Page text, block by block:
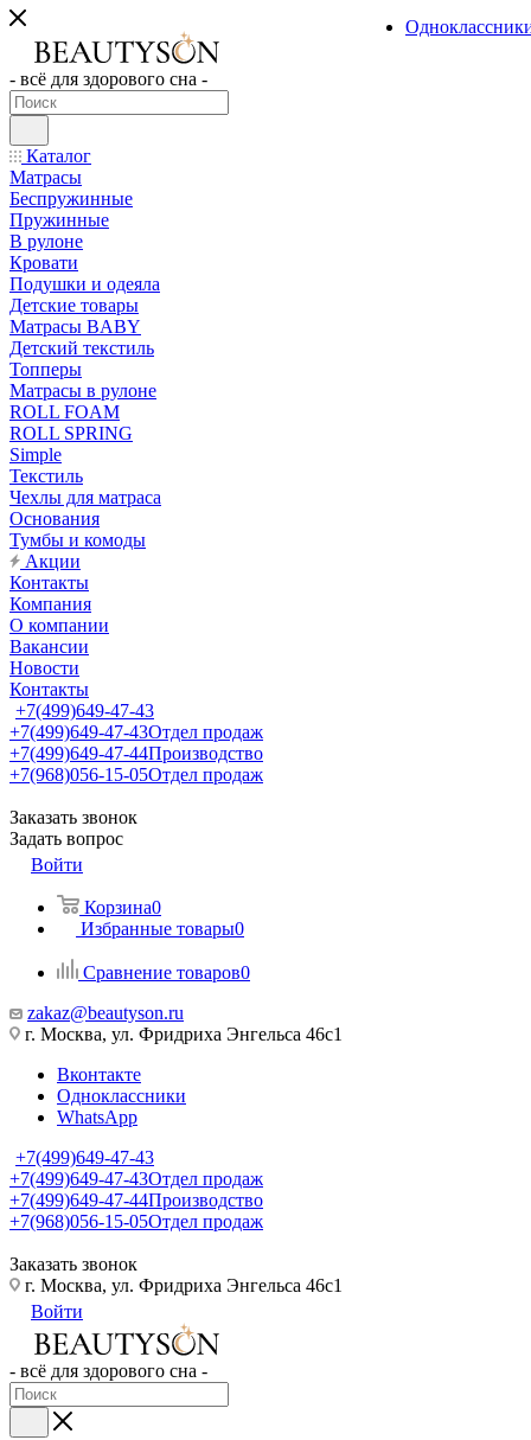
- всё для здорового сна -
Каталог
Матрасы
Беспружинные
Пружинные
В рулоне
Кровати
Подушки и одеяла
Детские товары
Матрасы BABY
Детский текстиль
Топперы
Матрасы в рулоне
ROLL FOAM
ROLL SPRING
Simple
Текстиль
Чехлы для матраса
Основания
Тумбы и комоды
Акции
Контакты
Компания
О компании
Вакансии
Новости
Контакты
+7(499)649-47-43
+7(499)649-47-43Отдел продаж
+7(499)649-47-44Производство
+7(968)056-15-05Отдел продаж
Заказать звонок
Задать вопрос
Войти
Корзина0
Избранные товары0
Сравнение товаров0
zakaz@beautyson.ru
г. Москва, ул. Фридриха Энгельса 46с1
Вконтакте
Одноклассники
WhatsApp
+7(499)649-47-43
+7(499)649-47-43Отдел продаж
+7(499)649-47-44Производство
+7(968)056-15-05Отдел продаж
Заказать звонок
г. Москва, ул. Фридриха Энгельса 46с1
Войти
- всё для здорового сна -